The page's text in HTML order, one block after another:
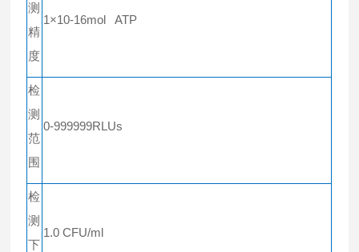
测
精
度
1×10-16mol ATP
检
测
范
围
0-999999RLUs
检
测
下
1.0 CFU/ml